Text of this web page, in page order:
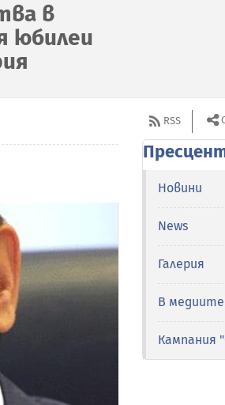
в
юбилеи
RSS
Новини
News
Галерия
В медиите
Кампания